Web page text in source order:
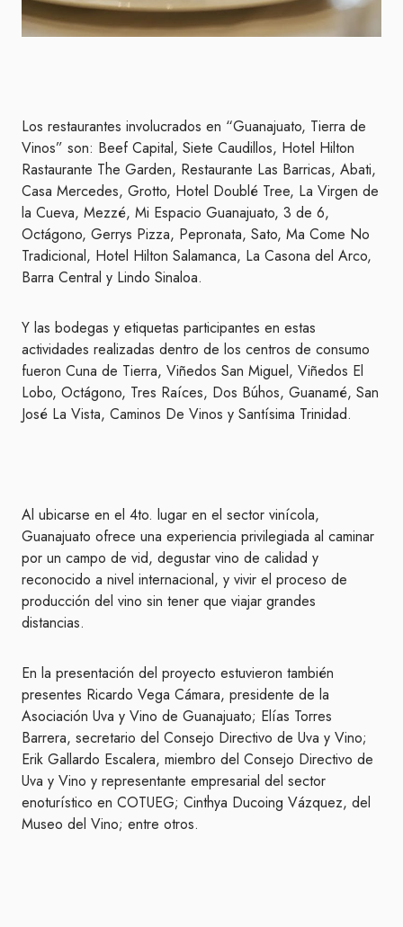
Los restaurantes involucrados en “Guanajuato, Tierra de
Vinos” son: Beef Capital, Siete Caudillos, Hotel Hilton
Rastaurante The Garden, Restaurante Las Barricas, Abati,
Casa Mercedes, Grotto, Hotel Doublé Tree, La Virgen de
la Cueva, Mezzé, Mi Espacio Guanajuato, 3 de 6,
Octágono, Gerrys Pizza, Pepronata, Sato, Ma Come No
Tradicional, Hotel Hilton Salamanca, La Casona del Arco,
Barra Central y Lindo Sinaloa.
Y las bodegas y etiquetas participantes en estas
actividades realizadas dentro de los centros de consumo
fueron Cuna de Tierra, Viñedos San Miguel, Viñedos El
Lobo, Octágono, Tres Raíces, Dos Búhos, Guanamé, San
José La Vista, Caminos De Vinos y Santísima Trinidad.
Al ubicarse en el 4to. lugar en el sector vinícola,
Guanajuato ofrece una experiencia privilegiada al caminar
por un campo de vid, degustar vino de calidad y
reconocido a nivel internacional, y vivir el proceso de
producción del vino sin tener que viajar grandes
distancias.
En la presentación del proyecto estuvieron también
presentes Ricardo Vega Cámara, presidente de la
Asociación Uva y Vino de Guanajuato; Elías Torres
Barrera, secretario del Consejo Directivo de Uva y Vino;
Erik Gallardo Escalera, miembro del Consejo Directivo de
Uva y Vino y representante empresarial del sector
enoturístico en COTUEG; Cinthya Ducoing Vázquez, del
Museo del Vino; entre otros.